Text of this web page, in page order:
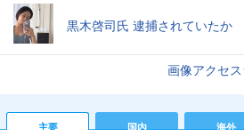
黒木啓司氏 逮捕されていたか
画像アクセ
主要 国内 海外